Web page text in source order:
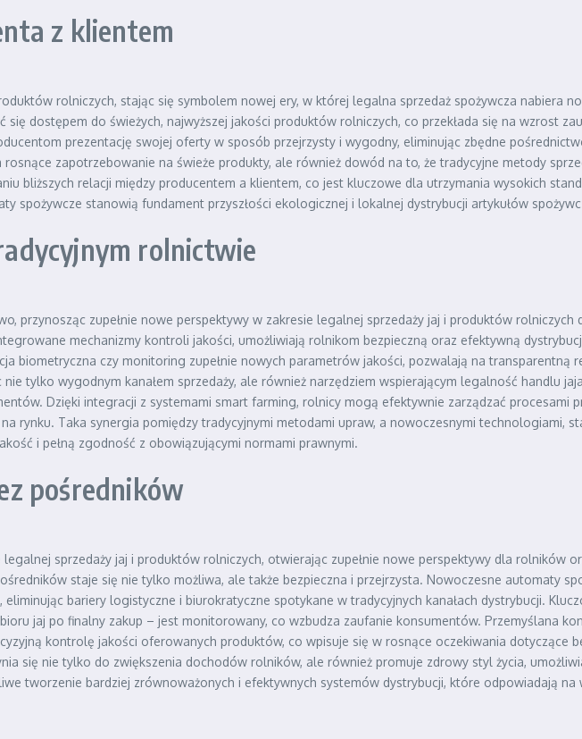
z klientem
rolniczych, stając się symbolem nowej ery, w której legalna sprzedaż spożywcza nabiera
dostępem do świeżych, najwyższej jakości produktów rolniczych, co przekłada się na wzrost
prezentację swojej oferty w sposób przejrzysty i wygodny, eliminując zbędne
zapotrzebowanie na świeże produkty, ale również dowód na to, że tradycyjne metody
bliższych relacji między producentem a klientem, co jest kluczowe dla utrzymania wysokich
spożywcze stanowią fundament przyszłości ekologicznej i lokalnej dystrybucji artykułów
rolnictwie
przynosząc zupełnie nowe perspektywy w zakresie legalnej sprzedaży jaj i produktów rolniczych
mechanizmy kontroli jakości, umożliwiają rolnikom bezpieczną oraz efektywną
biometryczna czy monitoring zupełnie nowych parametrów jakości, pozwalają na transparentną
tylko wygodnym kanałem sprzedaży, ale również narzędziem wspierającym legalność handlu
Dzięki integracji z systemami smart farming, rolnicy mogą efektywnie zarządzać procesami
rynku. Taka synergia pomiędzy tradycyjnymi metodami upraw, a nowoczesnymi technologiami,
i pełną zgodność z obowiązującymi normami prawnymi.
pośredników
sprzedaży jaj i produktów rolniczych, otwierając zupełnie nowe perspektywy dla rolników
staje się nie tylko możliwa, ale także bezpieczna i przejrzysta. Nowoczesne automaty
bariery logistyczne i biurokratyczne spotykane w tradycyjnych kanałach dystrybucji.
jaj po finalny zakup – jest monitorowany, co wzbudza zaufanie konsumentów. Przemyślana
kontrolę jakości oferowanych produktów, co wpisuje się w rosnące oczekiwania dotyczące
się nie tylko do zwiększenia dochodów rolników, ale również promuje zdrowy styl życia,
tworzenie bardziej zrównoważonych i efektywnych systemów dystrybucji, które odpowiadają na